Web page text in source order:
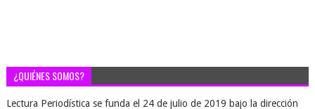
¿QUIÉNES SOMOS?
Lectura Periodística se funda el 24 de julio de 2019 bajo la dirección